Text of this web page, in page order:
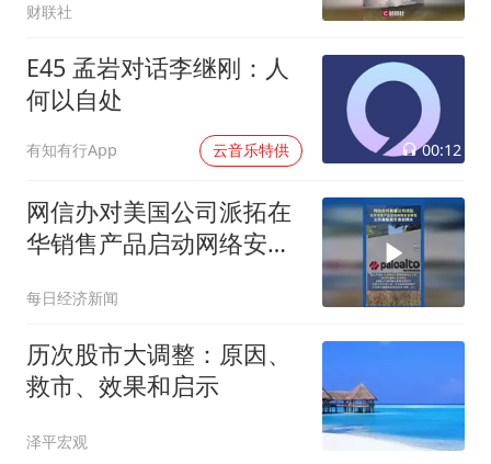
财联社
E45 孟岩对话李继刚：人
何以自处
有知有行App 云音乐特供 00:12
网信办对美国公司派拓在
华销售产品启动网络安全
跳水
每日经济新闻
历次股市大调整：原因、
救市、效果和启示
泽平宏观